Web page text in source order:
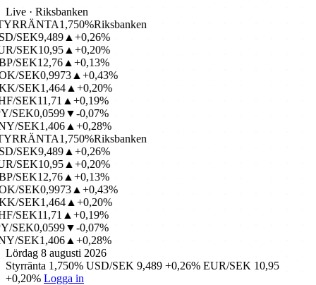
Live · Riksbanken
1,750%Riksbanken
SEK9,489▲+0,26%
SEK10,95▲+0,20%
SEK12,76▲+0,13%
SEK0,9973▲+0,43%
SEK1,464▲+0,20%
SEK11,71▲+0,19%
SEK0,0599▼-0,07%
SEK1,406▲+0,28%
1,750%Riksbanken
SEK9,489▲+0,26%
SEK10,95▲+0,20%
SEK12,76▲+0,13%
SEK0,9973▲+0,43%
SEK1,464▲+0,20%
SEK11,71▲+0,19%
SEK0,0599▼-0,07%
SEK1,406▲+0,28%
Lördag 8 augusti 2026
Styrränta 1,750% USD/SEK 9,489 +0,26% EUR/SEK 10,95
+0,20% Logga in